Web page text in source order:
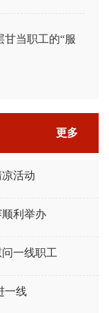
甘当职工的“服
更多
活动
利举办
一线职工
一线